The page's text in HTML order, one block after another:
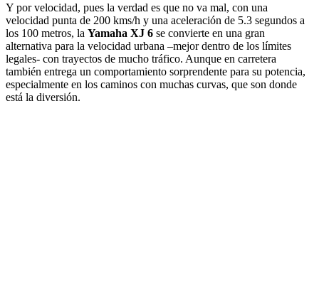
Y por velocidad, pues la verdad es que no va mal, con una
velocidad punta de 200 kms/h y una aceleración de 5.3 segundos a
los 100 metros, la Yamaha XJ 6 se convierte en una gran
alternativa para la velocidad urbana –mejor dentro de los límites
legales- con trayectos de mucho tráfico. Aunque en carretera
también entrega un comportamiento sorprendente para su potencia,
especialmente en los caminos con muchas curvas, que son donde
está la diversión.